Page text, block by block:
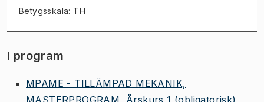
Betygsskala: TH
I program
MPAME - TILLÄMPAD MEKANIK,
MASTERPROGRAM, Årskurs 1 (obligatorisk)